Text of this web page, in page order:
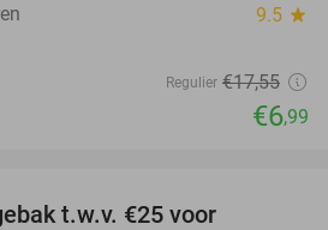
9.5 star
Regulier €17,55
€6,99
t.w.v. €25 voor